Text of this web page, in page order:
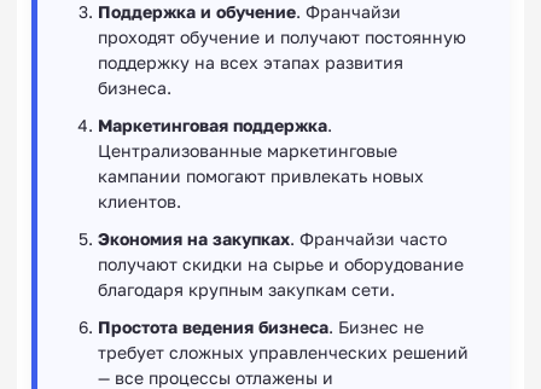
Поддержка и обучение. Франчайзи
проходят обучение и получают постоянную
поддержку на всех этапах развития
бизнеса.
Маркетинговая поддержка.
Централизованные маркетинговые
кампании помогают привлекать новых
клиентов.
Экономия на закупках. Франчайзи часто
получают скидки на сырье и оборудование
благодаря крупным закупкам сети.
Простота ведения бизнеса. Бизнес не
требует сложных управленческих решений
— все процессы отлажены и